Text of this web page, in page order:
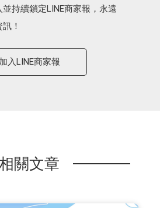
持續鎖定LINE商家報，永遠
！
加入LINE商家報
關文章